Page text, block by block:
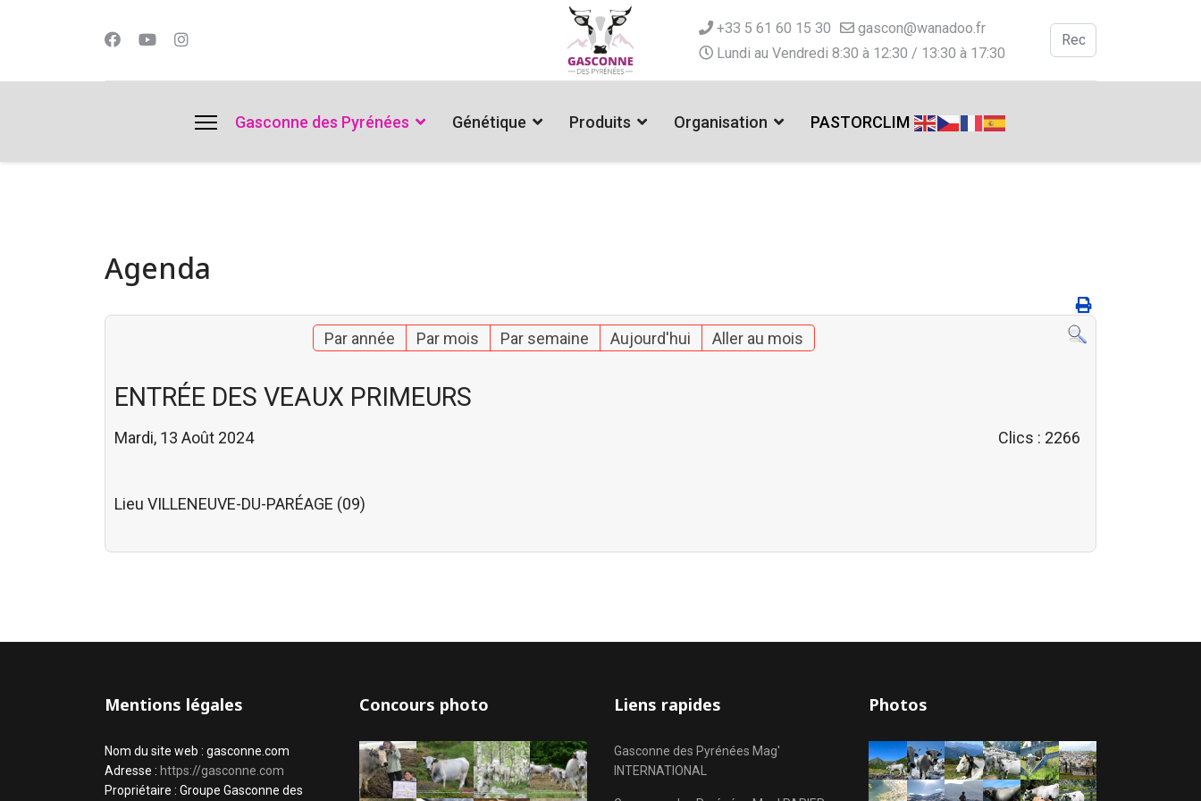
+33 5 61 60 15 30
gascon@wanadoo.fr
Lundi au Vendredi 8:30 à 12:30 / 13:30 à 17:30
Valider
Gasconne des Pyrénées Génétique Produits Organisation PASTORCLIM
Agenda
Par année Par mois Par semaine Aujourd'hui Aller au mois
ENTRÉE DES VEAUX PRIMEURS
Mardi, 13 Août 2024 Clics : 2266
Lieu VILLENEUVE-DU-PARÉAGE (09)
Mentions légales
Nom du site web : gasconne.com
Adresse : https://gasconne.com
Propriétaire : Groupe Gasconne des
Concours photo Liens rapides
Gasconne des Pyrénées Mag'
INTERNATIONAL
Photos